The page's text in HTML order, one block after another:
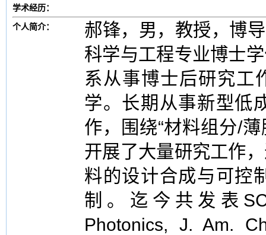
学术经历：
个人简介：
郝锋，男，教授，博
科学与工程专业博士
系从事博士后研究工
学。长期从事新型低
作，围绕“材料组分/
开展了大量研究工作
料的设计合成与可控
制。迄今共发表
Photonics, J. Am.